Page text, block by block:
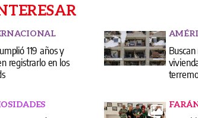
119 años y
registrarlo en los